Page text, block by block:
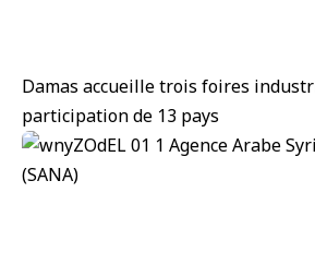
Damas accueille trois foires
participation de 13 pays